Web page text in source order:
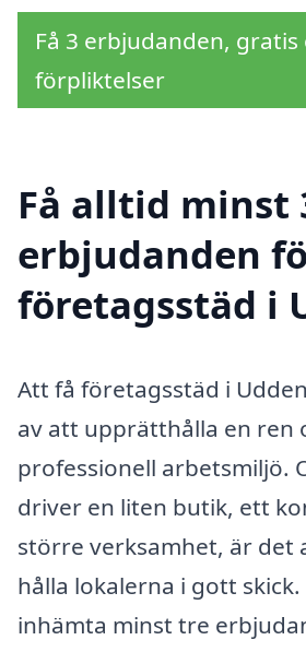
Få 3 erbjudanden,
förpliktelser
Få alltid minst
erbjudanden
företagsstäd i
Att få företagsstäd i
av att upprätthålla en ren
professionell arbetsmiljö.
driver en liten butik, ett
större verksamhet, är det
hålla lokalerna i gott
inhämta minst tre